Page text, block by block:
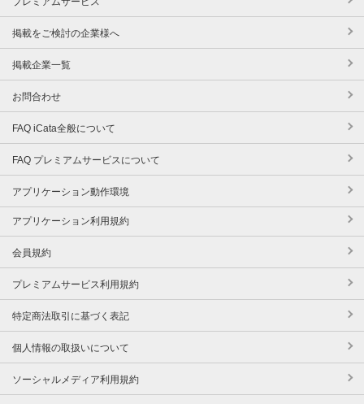
掲載をご検討の企業様へ
掲載企業一覧
お問合わせ
FAQ iCata全般について
FAQ プレミアムサービスについて
アプリケーション動作環境
アプリケーション利用規約
会員規約
プレミアムサービス利用規約
特定商法取引に基づく表記
個人情報の取扱いについて
ソーシャルメディア利用規約